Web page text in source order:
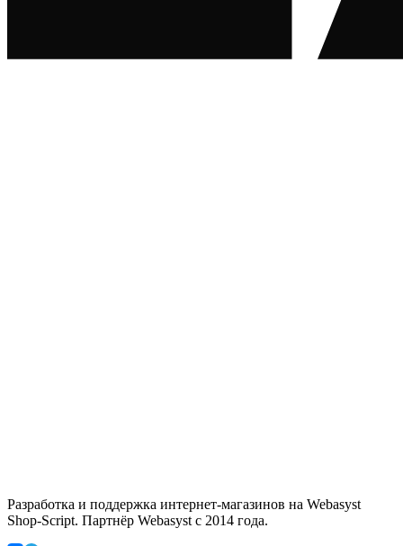
Разработка и поддержка интернет-магазинов на Webasyst
Shop-Script. Партнёр Webasyst с 2014 года.